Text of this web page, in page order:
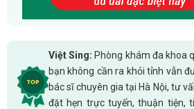
Việt Sing: Phòng khám đa khoa
bạn không cần ra khỏi tỉnh vẫn
bác sĩ chuyên gia tại Hà Nội, tư
đặt hẹn trực tuyến, thuận tiện,